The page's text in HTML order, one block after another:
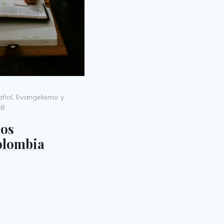
, Evangelismo y